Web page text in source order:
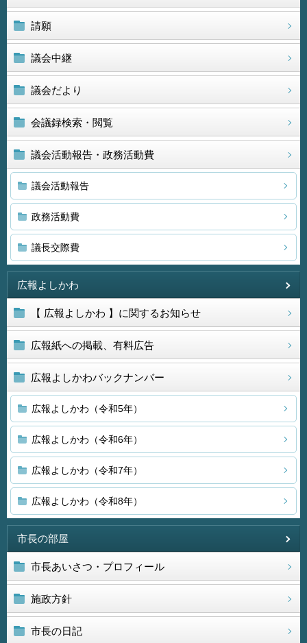
請願
議会中継
議会だより
会議録検索・閲覧
議会活動報告・政務活動費
議会活動報告
政務活動費
議長交際費
広報よしかわ
【 広報よしかわ 】に関するお知らせ
広報紙への掲載、有料広告
広報よしかわバックナンバー
広報よしかわ（令和5年）
広報よしかわ（令和6年）
広報よしかわ（令和7年）
広報よしかわ（令和8年）
市長の部屋
市長あいさつ・プロフィール
施政方針
市長の日記